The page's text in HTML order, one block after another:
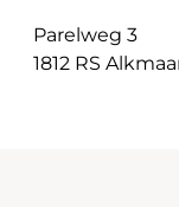
Parelweg 3
1812 RS